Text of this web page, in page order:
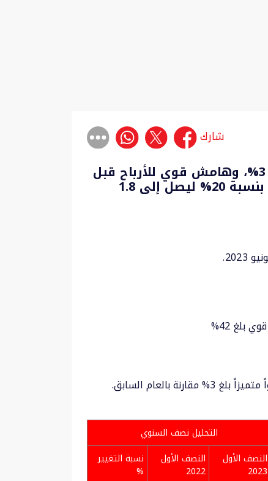
شارك
النتائج المالية للنصف الأول من عام 2023: زيادة إيرادات مجموعة Ooredoo بنسبة 3%، وهامش قوي للأرباح قبل
اقتطاع الفائدة والضريبة والاستهلاك وإطفاء الدين بلغ 42%، وارتفاع صافي الربح بنسبة 20% ليصل إلى 1.8
التحليل نصف السنوي
النصف الأول
2023
النصف الأول
2022
نسبة التغيير
%